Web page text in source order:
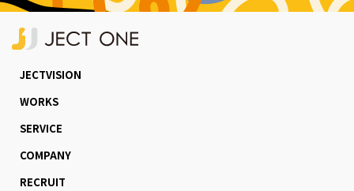
JECTVISION
WORKS
SERVICE
COMPANY
RECRUIT